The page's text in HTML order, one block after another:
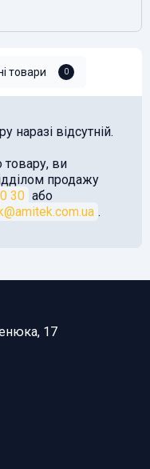
товари 0
наразі відсутній.
ви
продажу
30 або
.
17